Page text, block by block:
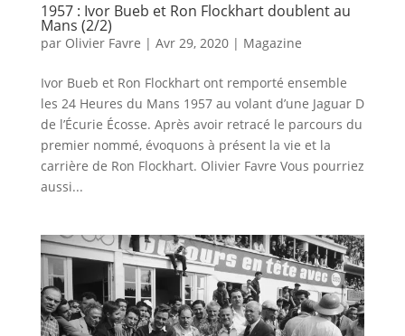
1957 : Ivor Bueb et Ron Flockhart doublent au
Mans (2/2)
par Olivier Favre | Avr 29, 2020| Magazine
Ivor Bueb et Ron Flockhart ont remporté ensemble
les 24 Heures du Mans 1957 au volant d’une Jaguar D
de l’Écurie Écosse. Après avoir retracé le parcours du
premier nommé, évoquons à présent la vie et la
carrière de Ron Flockhart. Olivier Favre Vous pourriez
aussi...